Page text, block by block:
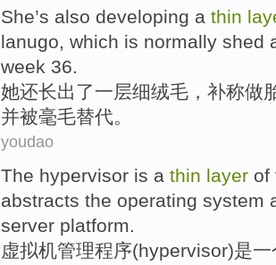
She’s also developing a thin
lanugo, which is normally shed
week 36.
她还长出了一层细绒毛 ，补称做
并被毫毛替代。
youdao
The hypervisor is a thin layer of
abstracts the operating system
server platform.
虚拟机管理程序(hypervisor)是一